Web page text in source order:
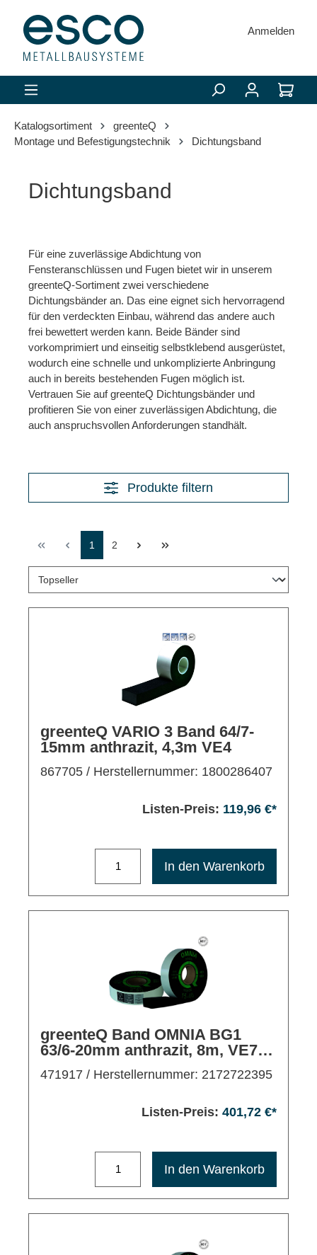
springen
Anmelden
Katalogsortiment
greenteQ
Montage und Befestigungstechnik
Dichtungsband
Dichtungsband
Für eine zuverlässige Abdichtung von
Fensteranschlüssen und Fugen bietet wir in unserem
greenteQ-Sortiment zwei verschiedene
Dichtungsbänder an. Das eine eignet sich hervorragend
für den verdeckten Einbau, während das andere auch
frei bewettert werden kann. Beide Bänder sind
vorkomprimiert und einseitig selbstklebend ausgerüstet,
wodurch eine schnelle und unkomplizierte Anbringung
auch in bereits bestehenden Fugen möglich ist.
Vertrauen Sie auf greenteQ Dichtungsbänder und
profitieren Sie von einer zuverlässigen Abdichtung, die
auch anspruchsvollen Anforderungen standhält.
Produkte filtern
1 2
greenteQ VARIO 3 Band 64/7-
15mm anthrazit, 4,3m VE4
867705 / Herstellernummer: 1800286407
Listen-Preis: 119,96 €*
In den Warenkorb
greenteQ Band OMNIA BG1
63/6-20mm anthrazit, 8m, VE7
Rollen
471917 / Herstellernummer: 2172722395
Listen-Preis: 401,72 €*
In den Warenkorb